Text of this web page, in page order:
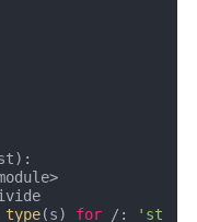
type(s) for /:
'st